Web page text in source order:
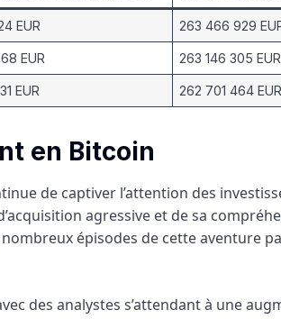
EUR 263 466 929
EUR 263 146 305 EUR
EUR 262 701 464 EUR
en Bitcoin
de captiver l’attention des
agressive et de sa
nombreux épisodes de cette aventure
des analystes s’attendant à une